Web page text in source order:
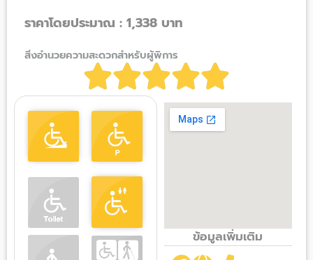
ราคาโดยประมาณ : 1,338 บาท
สิ่งอำนวยความสะดวกสำหรับผู้พิการ
ข้อมูลเพิ่มเติม